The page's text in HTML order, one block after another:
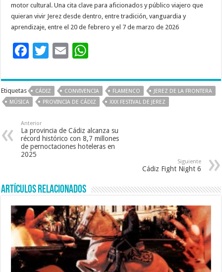
motor cultural. Una cita clave para aficionados y público viajero que
quieran vivir Jerez desde dentro, entre tradición, vanguardia y
aprendizaje, entre el 20 de febrero y el 7 de marzo de 2026
F
e
b
o
k
T
tt
er
E
ai
l
at
sA
p
Etiquetas CÁDIZ CONVIVENCIA FLAMENCO
JEREZ DE LA FRONTERA
MÚSICA
PROVINCIA DE CÁDIZ XXX FESTIVAL DE JEREZ
Anterior
La provincia de Cádiz alcanza su
récord histórico con 8,7 millones
de pernoctaciones hoteleras en
2025
Siguiente
Cádiz Fight Night 6
Artículos relacionados